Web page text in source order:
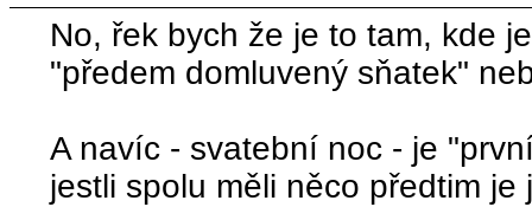
No, řek bych že je to tam, kde
"předem domluvený sňatek"
A navíc - svatební noc - je
jestli spolu měli něco předtim